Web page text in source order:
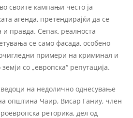
своите кампањи често ја
агенда, претендирајќи да се
и правда. Сепак, реалноста
се само фасада, особено
примери на криминал и
со „европска“ репутација.
на недолично однесување
општина Чаир, Висар Ганиу, член
реторика, дел од